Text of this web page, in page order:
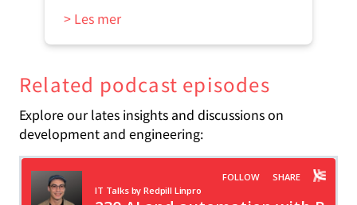
> Les mer
Related podcast episodes
Explore our lates insights and discussions on
development and engineering: